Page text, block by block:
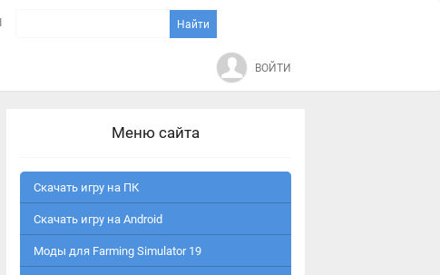
ВОЙТИ
Меню сайта
Скачать игру на ПК
Скачать игру на Android
Моды для Farming Simulator 19